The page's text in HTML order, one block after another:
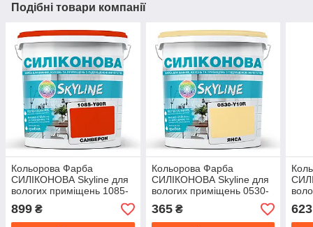
Подібні товари компанії
Кольорова Фарба
СИЛІКОНОВА Skyline для
вологих приміщень 1085-
Y80R (C) Санверон 1л
899 ₴
Кольорова Фарба
СИЛІКОНОВА Skyline для
вологих приміщень 0530-
Y10R Янса 1л
365₴ 623